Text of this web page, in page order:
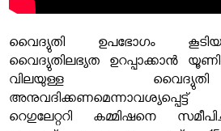
വൈദ്യുതി ഉപഭോഗം
വൈദ്യുതിലഭ്യത ഉറപ്പാക്കാൻ
വിലയുള്ള
റെഗുലേറ്ററി കമ്മിഷനെ